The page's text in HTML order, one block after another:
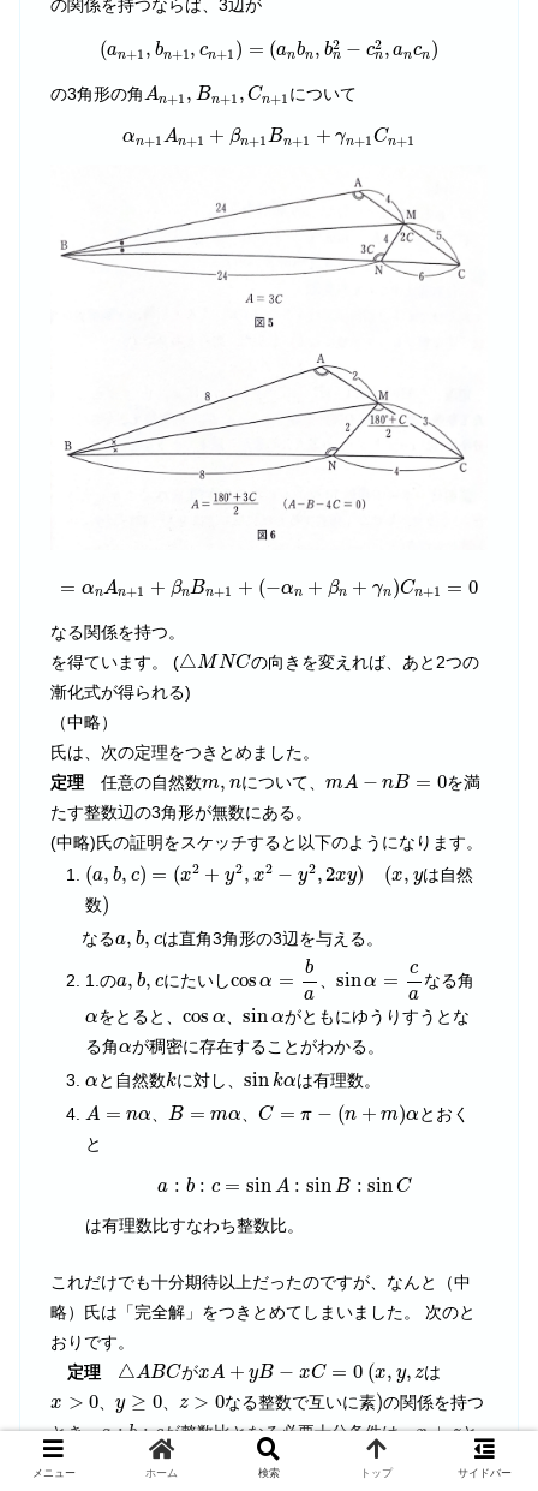
の関係を持つならば、3辺が
(an+1 , bn+1 , cn+1 ) = (anbn, b2
n − c2
n, ancn)
(a ,b + ( nb ,bn c c
の3角形の角An+1 , Bn+1 , Cn+1
A Bn ,C 1
について
αn+1 An+1 + βn+1 Bn+1 + γn+1 Cn+1
α A + βn 1B + γn 1C
= αnAn+1 + βnBn+1 + (−αn + βn + γn)Cn+1 = 0
n +1 +β nB 1 +( + n+ γ Cn+
なる関係を持つ。
を得ています。 (△MNC
△ MNC の向きを変えれば、あと2つの
漸化式が得られる)
（中略）
氏は、次の定理をつきとめました。
定理 任意の自然数m, n
m n について、 mA − nB = 0
A− =0
を満
たす整数辺の3角形が無数にある。
(中略)氏の証明をスケッチすると以下のようになります。
(a, b, c) = (x2 + y2, x2 − y2,2xy) (x, y
(a b )= 2 +y 2 2 y2 y (x y
は自然
数))
なるa, b, c
a b, cは直角3角形の3辺を与える。
1.のa, b, c
a b, cにたいしcos α =
b
a
a
、 sinα =
c
a
なる角
α
αをとると、 cos α
cosα、 sin α
sin α がともにゆうりすうとな
る角α
αが稠密に存在することがわかる。
α
αと自然数k
kに対し、 sinkα
sin kα は有理数。
A = nα
A α B = mα
B= α 、C = π − (n + m)α
C= +m α
とおく
と
a : b : c = sinA : sinB : sinC
a: b: sin A: sinB sin C
は有理数比すなわち整数比。
これだけでも十分期待以上だったのですが、なんと（中
略）氏は「完全解」をつきとめてしまいました。 次のと
おりです。
定理
△ABC
△ A BCがxA + yB − xC = 0 (x, y, z
x A+ y −x 0 ( y, z
は
x > 0
x >0 、y ≥ 0
y ≥0 、 z > 0
z >0 なる整数で互いに素)
)の関係を持つ
とき、a : b : c
a:b:c が整数比となる必要十分条件は、x + z
x+z
と
y
y+ の最大公約数が
以下であることである。
メニュー ホーム 検索 トップ サイドバー